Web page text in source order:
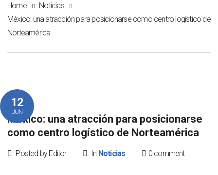
Home
Noticias
México: una atracción para posicionarse como centro logístico de
Norteamérica
12
JUN
México: una atracción para posicionarse
como centro logístico de Norteamérica
Posted by Editor In Noticias 0 comment